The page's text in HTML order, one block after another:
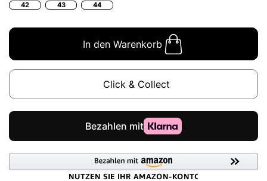
42 43 44
In den Warenkorb
Click & Collect